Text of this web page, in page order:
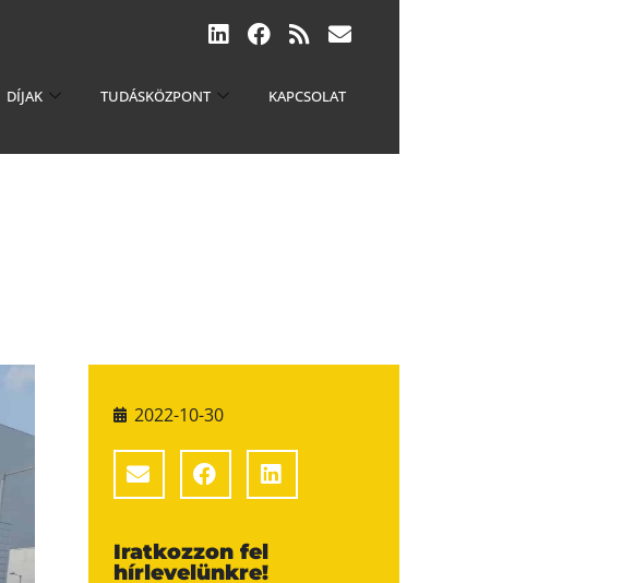
DÍJAK TUDÁSKÖZPONT KAPCSOLAT
2022-10-30
Iratkozzon fel
hírlevelünkre!